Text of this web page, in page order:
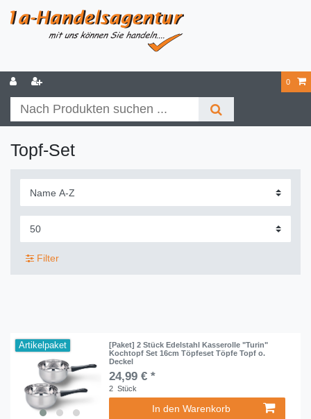
0
Topf-Set
Filter
Artikelpaket
[Paket] 2 Stück Edelstahl Kasserolle "Turin"
Kochtopf Set 16cm Töpfeset Töpfe Topf o.
Deckel
24,99 € *
2 Stück
In den Warenkorb